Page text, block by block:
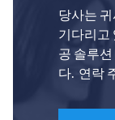
당사는
기다리고
공 솔루
다. 연락